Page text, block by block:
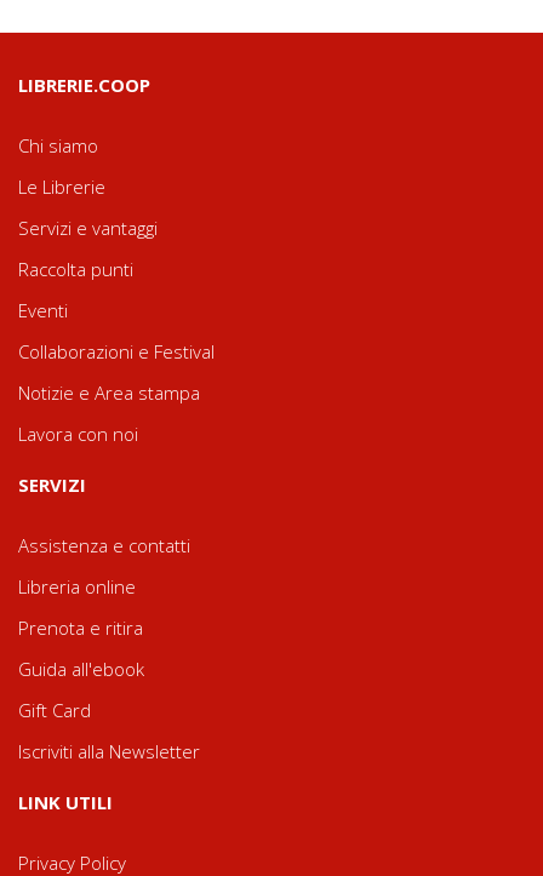
LIBRERIE.COOP
Chi siamo
Le Librerie
Servizi e vantaggi
Raccolta punti
Eventi
Collaborazioni e Festival
Notizie e Area stampa
Lavora con noi
SERVIZI
Assistenza e contatti
Libreria online
Prenota e ritira
Guida all'ebook
Gift Card
Iscriviti alla Newsletter
LINK UTILI
Privacy Policy